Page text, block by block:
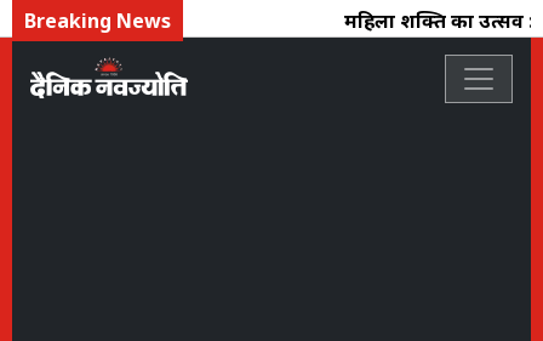
Breaking News महिला शक्ति का उत्सव